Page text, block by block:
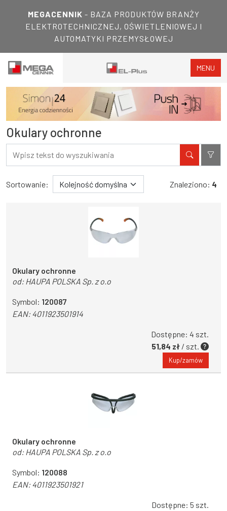
MEGACENNIK - BAZA PRODUKTÓW BRANŻY
ELEKTROTECHNICZNEJ, OŚWIETLENIOWEJ I
AUTOMATYKI PRZEMYSŁOWEJ
MENU
Okulary ochronne
Filtry
Wyniki wyszukiwania
Sortowanie: Znaleziono: 4
Okulary ochronne
od: HAUPA POLSKA Sp. z o.o
Symbol: 120087
EAN:4011923501914
Dostępne: 4 szt.
51,84 zł / szt.
Kup/zamów
Okulary ochronne
od: HAUPA POLSKA Sp. z o.o
Symbol: 120088
EAN:4011923501921
Dostępne: 5 szt.